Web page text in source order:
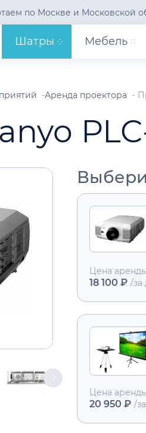
по Москве и Московской
Шатры Мебель
Аренда проектора
Цена
18 100 ₽ /за
Цена
20 950 ₽ /